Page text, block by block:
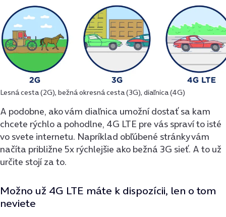
Lesná cesta (2G), bežná okresná cesta (3G), diaľnica (4G)
A podobne, ako vám diaľnica umožní dostať sa kam
chcete rýchlo a pohodlne, 4G LTE pre vás spraví to isté
vo svete internetu. Napríklad obľúbené stránky vám
načíta približne 5x rýchlejšie ako bežná 3G sieť. A to už
určite stojí za to.
Možno už 4G LTE máte k dispozícii, len o tom
neviete